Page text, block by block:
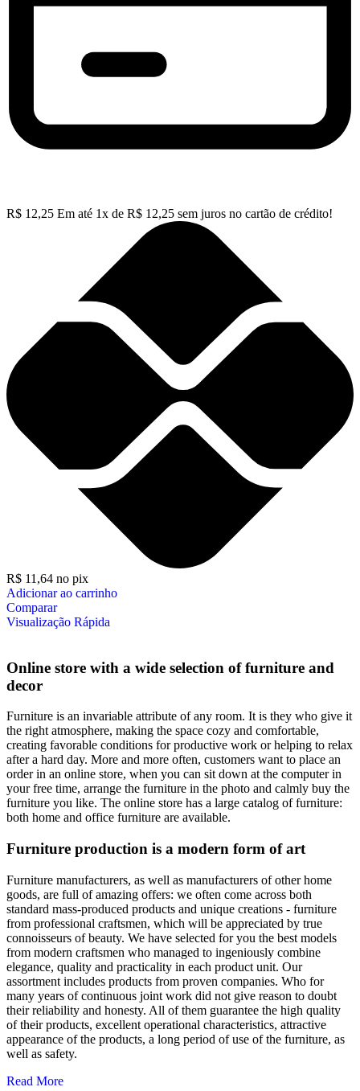
R$ 12,25 Em até 1x de R$ 12,25 sem juros no cartão de crédito!
R$ 11,64 no pix
Adicionar ao carrinho
Comparar
Visualização Rápida
Online store with a wide selection of furniture and
decor
Furniture is an invariable attribute of any room. It is they who give it
the right atmosphere, making the space cozy and comfortable,
creating favorable conditions for productive work or helping to relax
after a hard day. More and more often, customers want to place an
order in an online store, when you can sit down at the computer in
your free time, arrange the furniture in the photo and calmly buy the
furniture you like. The online store has a large catalog of furniture:
both home and office furniture are available.
Furniture production is a modern form of art
Furniture manufacturers, as well as manufacturers of other home
goods, are full of amazing offers: we often come across both
standard mass-produced products and unique creations - furniture
from professional craftsmen, which will be appreciated by true
connoisseurs of beauty. We have selected for you the best models
from modern craftsmen who managed to ingeniously combine
elegance, quality and practicality in each product unit. Our
assortment includes products from proven companies. Who for
many years of continuous joint work did not give reason to doubt
their reliability and honesty. All of them guarantee the high quality
of their products, excellent operational characteristics, attractive
appearance of the products, a long period of use of the furniture, as
well as safety.
Read More